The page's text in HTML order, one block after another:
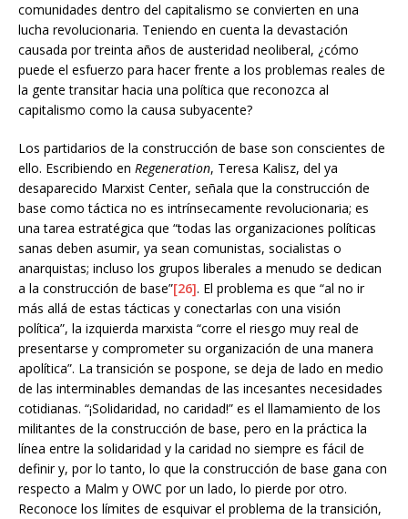
comunidades dentro del capitalismo se convierten en una
lucha revolucionaria. Teniendo en cuenta la devastación
causada por treinta años de austeridad neoliberal, ¿cómo
puede el esfuerzo para hacer frente a los problemas reales de
la gente transitar hacia una política que reconozca al
capitalismo como la causa subyacente?
Los partidarios de la construcción de base son conscientes de
ello. Escribiendo en Regeneration, Teresa Kalisz, del ya
desaparecido Marxist Center, señala que la construcción de
base como táctica no es intrínsecamente revolucionaria; es
una tarea estratégica que “todas las organizaciones políticas
sanas deben asumir, ya sean comunistas, socialistas o
anarquistas; incluso los grupos liberales a menudo se dedican
a la construcción de base”[26]. El problema es que “al no ir
más allá de estas tácticas y conectarlas con una visión
política”, la izquierda marxista “corre el riesgo muy real de
presentarse y comprometer su organización de una manera
apolítica”. La transición se pospone, se deja de lado en medio
de las interminables demandas de las incesantes necesidades
cotidianas. “¡Solidaridad, no caridad!” es el llamamiento de los
militantes de la construcción de base, pero en la práctica la
línea entre la solidaridad y la caridad no siempre es fácil de
definir y, por lo tanto, lo que la construcción de base gana con
respecto a Malm y OWC por un lado, lo pierde por otro.
Reconoce los límites de esquivar el problema de la transición,